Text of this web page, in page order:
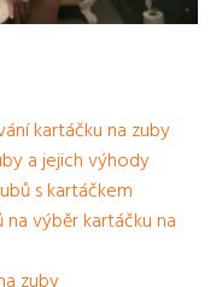
kartáčku na zuby
a jejich výhody
s kartáčkem
výběr kartáčku na